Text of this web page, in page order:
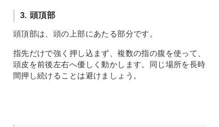
3. 頭頂部
頭頂部は、頭の上部にあたる部分です。
指先だけで強く押し込まず、複数の指の腹を使って、
頭皮を前後左右へ優しく動かします。同じ場所を長時
間押し続けることは避けましょう。